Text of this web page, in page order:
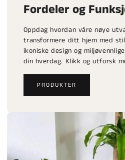
Fordeler og
Oppdag hvordan våre nøye
transformere ditt hjem med
ikoniske design og
din hverdag. Klikk og utforsk
PRODUKTER